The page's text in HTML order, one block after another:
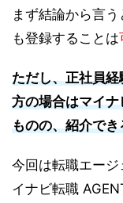
まず結論から言
も登録することは
ただし、正社員
方の場合はマイ
ものの、紹介で
今回は転職エー
イナビ転職